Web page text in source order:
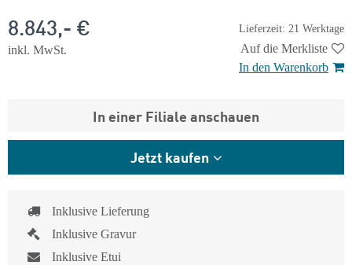
Lieferzeit: 21 Werktage
8.843,- €
inkl. MwSt.
Auf die Merkliste
In den Warenkorb
In einer Filiale anschauen
Jetzt kaufen
Inklusive Lieferung
Inklusive Gravur
Inklusive Etui